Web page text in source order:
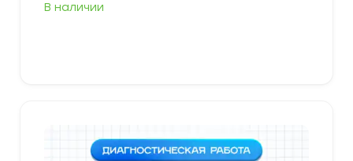
В наличии